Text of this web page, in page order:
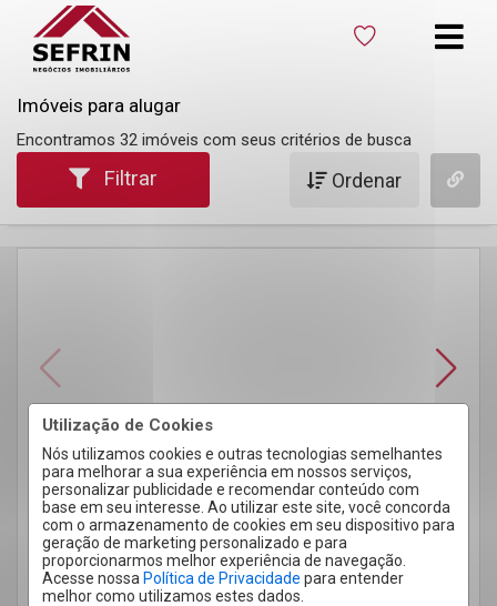
Utilização de Cookies
Nós utilizamos cookies e outras tecnologias semelhantes
para melhorar a sua experiência em nossos serviços,
personalizar publicidade e recomendar conteúdo com
base em seu interesse. Ao utilizar este site, você concorda
com o armazenamento de cookies em seu dispositivo para
geração de marketing personalizado e para
proporcionarmos melhor experiência de navegação.
Acesse nossa Política de Privacidade para entender
melhor como utilizamos estes dados.
Imóveis para alugar
Encontramos 32 imóveis com seus critérios de busca
Filtrar Ordenar
CASA 3 QUARTOS SETE DE SETEMBRO 114M²
AVENIDA NOVE DE JANEIRO, 1570, SETE DE SETEMBRO -
CACOAL/RO
Cód.:SEF2164